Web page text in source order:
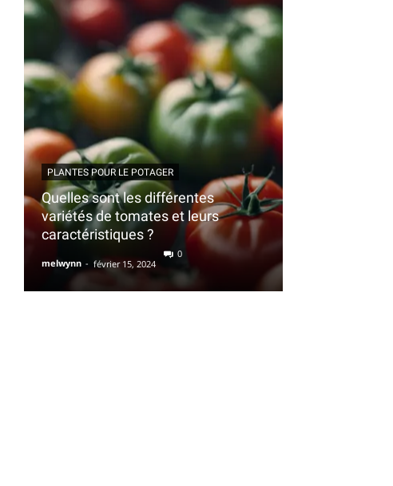
PLANTES POUR LE POTAGER
Quelles sont les différentes
variétés de tomates et leurs
caractéristiques ?
melwynn - février 15, 2024
0